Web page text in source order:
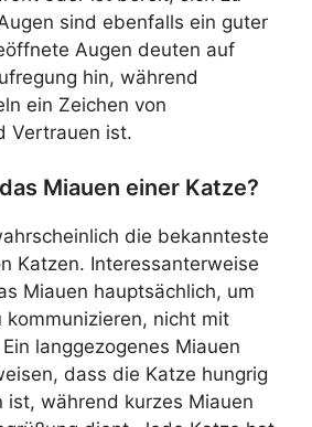
sind ebenfalls ein guter
Augen deuten auf
hin, während
ein Zeichen von
Vertrauen ist.
Miauen einer Katze?
die bekannteste
Katzen. Interessanterweise
Miauen hauptsächlich, um
kommunizieren, nicht mit
langgezogenes Miauen
dass die Katze hungrig
ist, während kurzes Miauen